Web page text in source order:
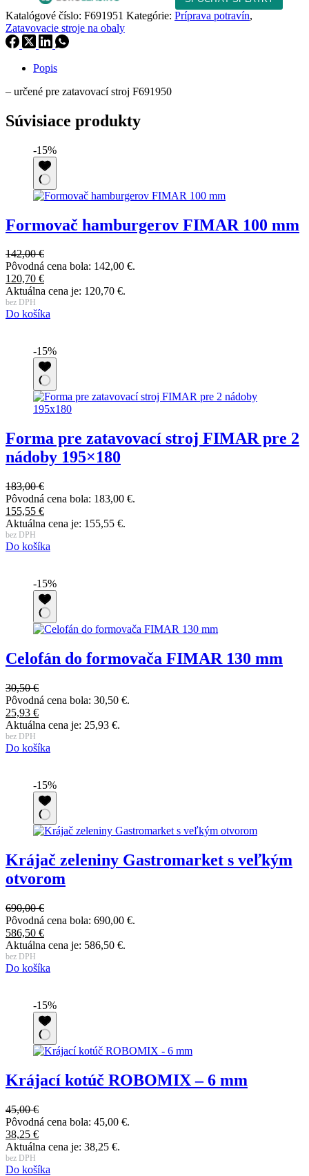
Katalógové číslo: F691951 Kategórie: Príprava potravín,
Zatavovacie stroje na obaly
Popis
– určené pre zatavovací stroj F691950
Súvisiace produkty
-15%
Formovač hamburgerov FIMAR 100 mm
142,00€
Pôvodná cena bola: 142,00 €.
120,70 €
Aktuálna cena je: 120,70 €.
bez DPH
Do košíka
-15%
Forma pre zatavovací stroj FIMAR pre 2
nádoby 195×180
183,00€
Pôvodná cena bola: 183,00 €.
155,55 €
Aktuálna cena je: 155,55 €.
bez DPH
Do košíka
-15%
Celofán do formovača FIMAR 130 mm
30,50€
Pôvodná cena bola: 30,50 €.
25,93 €
Aktuálna cena je: 25,93 €.
bez DPH
Do košíka
-15%
Krájač zeleniny Gastromarket s veľkým
otvorom
690,00€
Pôvodná cena bola: 690,00 €.
586,50 €
Aktuálna cena je: 586,50 €.
bez DPH
Do košíka
-15%
Krájací kotúč ROBOMIX – 6 mm
45,00€
Pôvodná cena bola: 45,00 €.
38,25 €
Aktuálna cena je: 38,25 €.
bez DPH
Do košíka